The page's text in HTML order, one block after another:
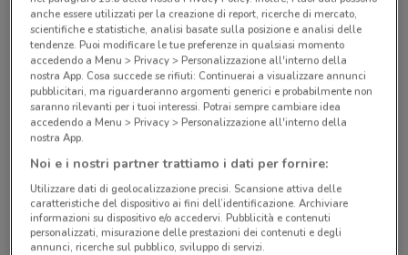
Negozi Decò a Gravina in Puglia
© MapTiler © OpenStreetMap contributors
Via Mozart, 11 Gravina In Puglia
448 m
CHIUSO
anche essere utilizzati per la creazione di report, ricerche di mercato,
scientifiche e statistiche, analisi basate sulla posizione e analisi delle
tendenze. Puoi modificare le tue preferenze in qualsiasi momento
accedendo a Menu > Privacy > Personalizzazione all'interno della
nostra App. Cosa succede se rifiuti: Continuerai a visualizzare annunci
pubblicitari, ma riguarderanno argomenti generici e probabilmente non
saranno rilevanti per i tuoi interessi. Potrai sempre cambiare idea
accedendo a Menu > Privacy > Personalizzazione all'interno della
nostra App.
Noi e i nostri partner trattiamo i dati per fornire:
Utilizzare dati di geolocalizzazione precisi. Scansione attiva delle
caratteristiche del dispositivo ai fini dell’identificazione. Archiviare
informazioni su dispositivo e/o accedervi. Pubblicità e contenuti
personalizzati, misurazione delle prestazioni dei contenuti e degli
annunci, ricerche sul pubblico, sviluppo di servizi.